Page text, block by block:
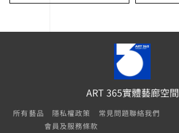
ART 365實體藝廊空間
所有藝品
隱私權政策
會員及服務條款
常見問題聯絡我們